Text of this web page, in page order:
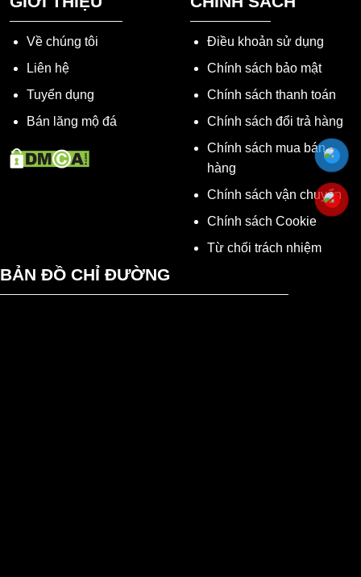
Về chúng tôi
Liên hệ
Tuyển dụng
Bán lăng mộ đá
Điều khoản sử dụng
Chính sách bảo mật
Chính sách thanh toán
Chính sách đổi trả hàng
Chính sách mua bán
hàng
Chính sách vận chuyển
Chính sách Cookie
Từ chối trách nhiệm
BẢN ĐỒ CHỈ ĐƯỜNG